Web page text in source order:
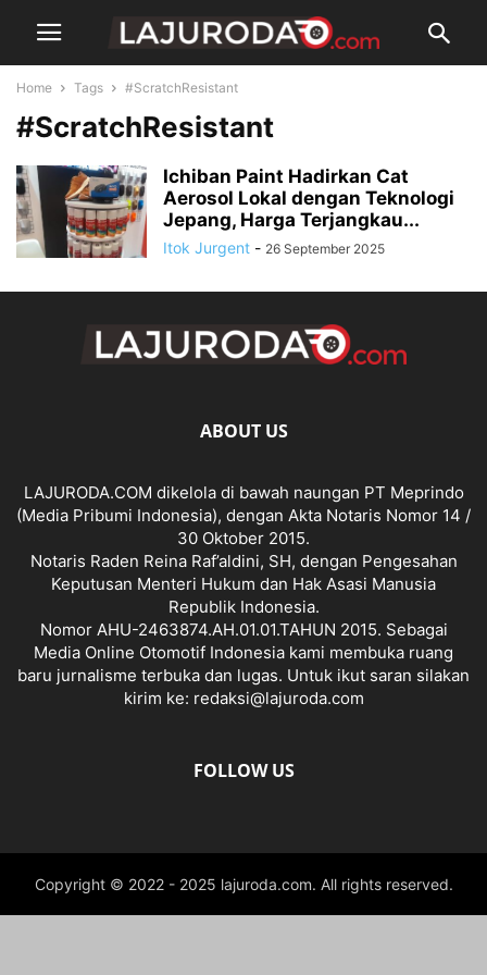
Home Tags #ScratchResistant
#ScratchResistant
Ichiban Paint Hadirkan Cat
Aerosol Lokal dengan Teknologi
Jepang, Harga Terjangkau...
Itok Jurgent - 26 September 2025
ABOUT US
LAJURODA.COM dikelola di bawah naungan PT Meprindo
(Media Pribumi Indonesia), dengan Akta Notaris Nomor 14 /
30 Oktober 2015.
Notaris Raden Reina Raf’aldini, SH, dengan Pengesahan
Keputusan Menteri Hukum dan Hak Asasi Manusia
Republik Indonesia.
Nomor AHU-2463874.AH.01.01.TAHUN 2015. Sebagai
Media Online Otomotif Indonesia kami membuka ruang
baru jurnalisme terbuka dan lugas. Untuk ikut saran silakan
kirim ke: redaksi@lajuroda.com
FOLLOW US
Copyright © 2022 - 2025 lajuroda.com. All rights reserved.